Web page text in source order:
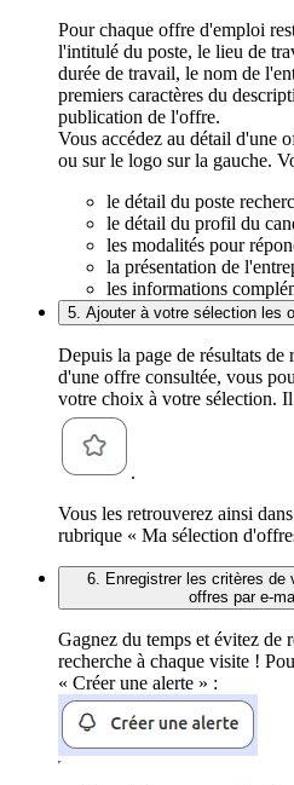
Pour chaque offre d'emploi
l'intitulé du poste, le lieu de
durée de travail, le nom de
premiers caractères du
publication de l'offre.
Vous accédez au détail d'une
ou sur le logo sur la gauche.
le détail du poste
le détail du profil du
les modalités pour
la présentation de
les informations
5. Ajouter à votre sélection les
Depuis la page de résultats de
d'une offre consultée, vous
votre choix à votre sélection.
.
Vous les retrouverez ainsi
rubrique « Ma sélection
6. Enregistrer les critères de
offres par e-
Gagnez du temps et évitez de
recherche à chaque visite !
« Créer une alerte » :